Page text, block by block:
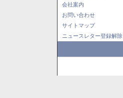
会社案内
お問い合わせ
サイトマップ
ニュースレター登録解除